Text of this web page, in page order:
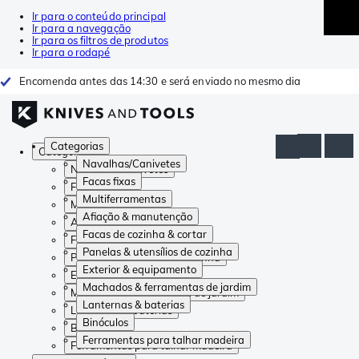
Ir para o conteúdo principal
Ir para a navegação
Ir para os filtros de produtos
Ir para o rodapé
Encomenda antes das 14:30 e será enviado no mesmo dia
Categorias
Navalhas/Canivetes
Facas fixas
Multiferramentas
Afiação & manutenção
Facas de cozinha & cortar
Panelas & utensílios de cozinha
Exterior & equipamento
Machados & ferramentas de jardim
Lanternas & baterias
Binóculos
Ferramentas para talhar madeira
Categorias
Navalhas/Canivetes
Facas fixas
Multiferramentas
Afiação & manutenção
Facas de cozinha & cortar
Panelas & utensílios de cozinha
Exterior & equipamento
Machados & ferramentas de jardim
Lanternas & baterias
Binóculos
Ferramentas para talhar madeira